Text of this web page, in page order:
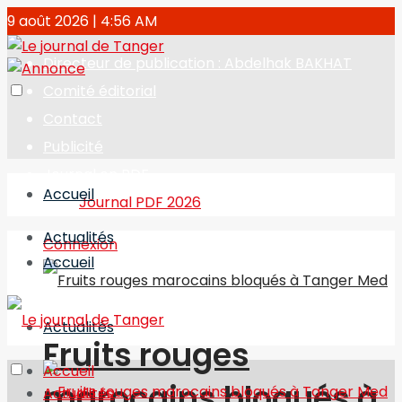
9 août 2026 | 4:56 AM
Directeur de publication : Abdelhak BAKHAT
Journal PDF 2026
Connexion
Accueil
Actualités
Fruits rouges
Accueil
Actualités
Accueil
Actualités